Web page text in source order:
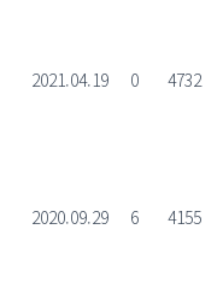
2021.04.19 0 4732
2020.09.29 6 4155